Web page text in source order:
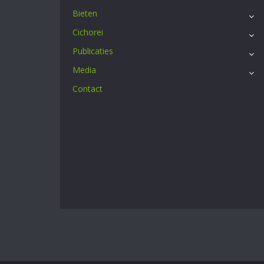
Bieten
Cichorei
Publicaties
Media
Contact